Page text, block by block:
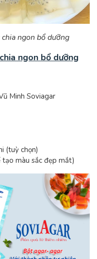
ngon bổ dưỡng
ngon bổ dưỡng
Minh Soviagar
(tuỳ chọn)
tạo màu sắc đẹp mắt)